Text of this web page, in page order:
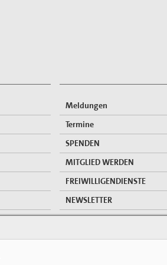
Meldungen
Termine
SPENDEN
MITGLIED WERDEN
FREIWILLIGENDIENSTE
NEWSLETTER
Mitgliederzugang